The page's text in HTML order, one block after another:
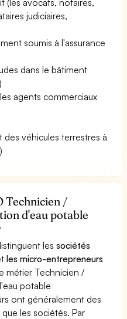
judiciaires,
soumis à l'assurance
dans le bâtiment
agents commerciaux
des véhicules terrestres à
Technicien /
d'eau potable
lessociétés
les micro-entrepreneurs
métier Technicien /
potable
ont généralement des
les sociétés. Par